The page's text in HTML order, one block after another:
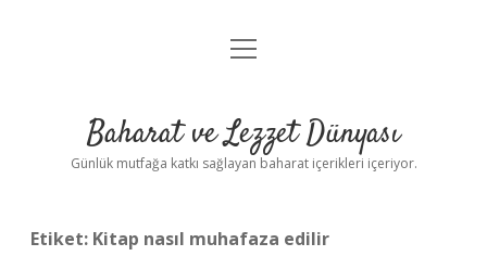
Anasayfa
Yasal Uyarı
menüyü
Baharat ve Lezzet Dünyası
Günlük mutfağa katkı sağlayan baharat içerikleri içeriyor.
Etiket: Kitap nasıl muhafaza edilir